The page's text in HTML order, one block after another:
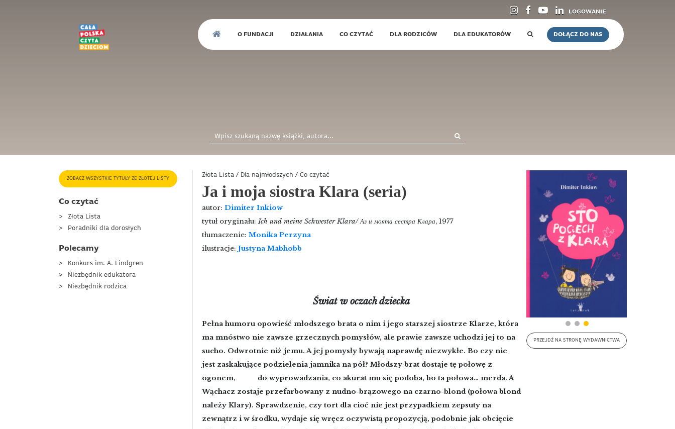
O FUNDACJI DZIAŁANIA CO CZYTAĆ DLA RODZICÓW DLA EDUKATORÓW DOŁĄCZ DO NAS
LOGOWANIE
ZOBACZ WSZYSTKIE TYTUŁY ZE ZŁOTEJ LISTY
Co czytać
Złota Lista
Poradniki dla dorosłych
Polecamy
Konkurs im. A. Lindgren
Niezbędnik edukatora
Niezbędnik rodzica
Złota Lista / Dla najmłodszych / Co czytać
Ja i moja siostra Klara (seria)
PRZEJDŹ NA STRONĘ WYDAWNICTWA
autor: Dimiter Inkiow
tytuł oryginału:Ich und meine Schwester Klara/ Аз и моята сестра Клара, 1977
tłumaczenie: Monika Perzyna
ilustracje: Justyna Mabhobb
Świat w oczach dziecka
Pełna humoru opowieść młodszego brata o nim i jego starszej siostrze Klarze, która
ma mnóstwo nie zawsze grzecznych pomysłów, ale prawie zawsze uchodzi jej to na
sucho. Odwrotnie niż jemu. A jej pomysły bywają naprawdę niezwykłe. Bo czy nie
jest zaskakujące podzielenia jamnika na pół? Młodszy brat dostaje tę połowę z
ogonem, do wyprowadzania, co akurat mu się podoba, bo ta połowa… merda. A
Wąchacz zostaje przefarbowany z nudno-brązowego na czarno-blond (połowa blond
należy Klary). Sprawdzenie, czy tort dla cioć nie jest przypadkiem zepsuty na
zewnątrz i w środku, wydaje się wręcz oczywistą propozycją, podobnie jak obcięcie